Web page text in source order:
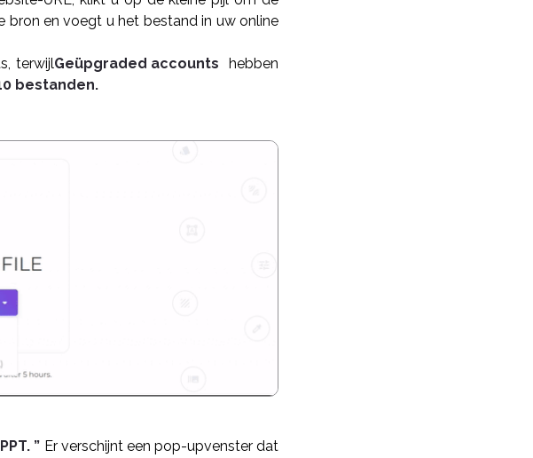
en voegt u het bestand in uw online
terwijlGeüpgraded accounts
hebben
bestanden.
” Er verschijnt een pop-upvenster dat